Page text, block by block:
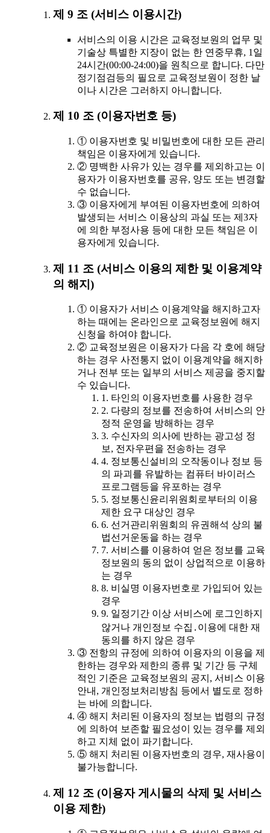
제 9 조 (서비스 이용시간)
서비스의 이용 시간은 교육정보원의 업무 및
기술상 특별한 지장이 없는 한 연중무휴, 1일
24시간(00:00-24:00)을 원칙으로 합니다. 다만
정기점검등의 필요로 교육정보원이 정한 날
이나 시간은 그러하지 아니합니다.
제 10 조 (이용자번호 등)
① 이용자번호 및 비밀번호에 대한 모든 관리
책임은 이용자에게 있습니다.
② 명백한 사유가 있는 경우를 제외하고는 이
용자가 이용자번호를 공유, 양도 또는 변경할
수 없습니다.
③ 이용자에게 부여된 이용자번호에 의하여
발생되는 서비스 이용상의 과실 또는 제3자
에 의한 부정사용 등에 대한 모든 책임은 이
용자에게 있습니다.
제 11 조 (서비스 이용의 제한 및 이용계약
의 해지)
① 이용자가 서비스 이용계약을 해지하고자
하는 때에는 온라인으로 교육정보원에 해지
신청을 하여야 합니다.
② 교육정보원은 이용자가 다음 각 호에 해당
하는 경우 사전통지 없이 이용계약을 해지하
거나 전부 또는 일부의 서비스 제공을 중지할
수 있습니다.
1. 타인의 이용자번호를 사용한 경우
2. 다량의 정보를 전송하여 서비스의 안
정적 운영을 방해하는 경우
3. 수신자의 의사에 반하는 광고성 정
보, 전자우편을 전송하는 경우
4. 정보통신설비의 오작동이나 정보 등
의 파괴를 유발하는 컴퓨터 바이러스
프로그램등을 유포하는 경우
5. 정보통신윤리위원회로부터의 이용
제한 요구 대상인 경우
6. 선거관리위원회의 유권해석 상의 불
법선거운동을 하는 경우
7. 서비스를 이용하여 얻은 정보를 교육
정보원의 동의 없이 상업적으로 이용하
는 경우
8. 비실명 이용자번호로 가입되어 있는
경우
9. 일정기간 이상 서비스에 로그인하지
않거나 개인정보 수집․이용에 대한 재
동의를 하지 않은 경우
③ 전항의 규정에 의하여 이용자의 이용을 제
한하는 경우와 제한의 종류 및 기간 등 구체
적인 기준은 교육정보원의 공지, 서비스 이용
안내, 개인정보처리방침 등에서 별도로 정하
는 바에 의합니다.
④ 해지 처리된 이용자의 정보는 법령의 규정
에 의하여 보존할 필요성이 있는 경우를 제외
하고 지체 없이 파기합니다.
⑤ 해지 처리된 이용자번호의 경우, 재사용이
불가능합니다.
제 12 조 (이용자 게시물의 삭제 및 서비스
이용 제한)